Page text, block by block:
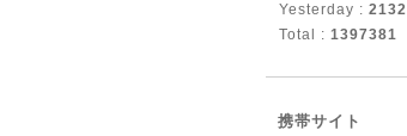
Yesterday : 2132
Total : 1397381
携帯サイト